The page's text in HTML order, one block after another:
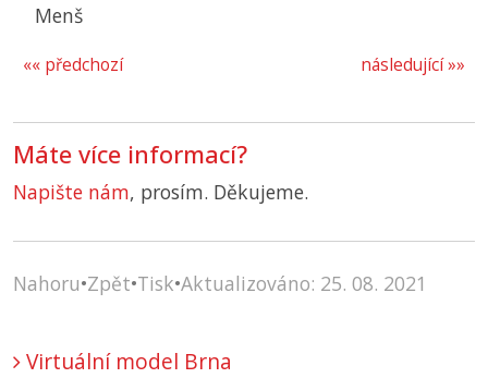
Menš
následující »»
«« předchozí
Máte více informací?
Napište nám, prosím. Děkujeme.
Nahoru•Zpět•Tisk•Aktualizováno: 25. 08. 2021
Virtuální model Brna